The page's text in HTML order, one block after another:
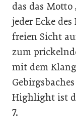
das das
jeder Ecke
freien Sicht
zum
mit dem
Highlight ist
7.